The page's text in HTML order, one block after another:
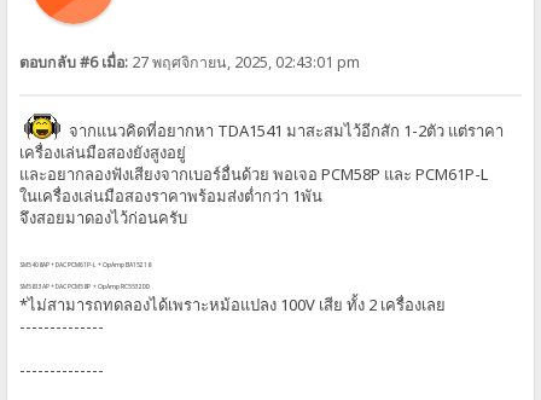
ตอบกลับ #6 เมื่อ: 27 พฤศจิกายน, 2025, 02:43:01 pm
จากแนวคิดที่อยากหา TDA1541 มาสะสมไว้อีกสัก 1-2ตัว แต่ราคา
เครื่องเล่นมือสองยังสูงอยู่
และอยากลองฟังเสียงจากเบอร์อื่นด้วย พอเจอ PCM58P และ PCM61P-L
ในเครื่องเล่นมือสองราคาพร้อมส่งต่ำกว่า 1พัน
จึงสอยมาดองไว้ก่อนครับ
SM5408AP + DAC PCM61P-L + OpAmp BA15218
SM5813AP + DAC PCM58P + OpAmp RC5532DD
*ไม่สามารถทดลองได้เพราะหม้อแปลง 100V เสีย ทั้ง 2 เครื่องเลย
--------------
--------------